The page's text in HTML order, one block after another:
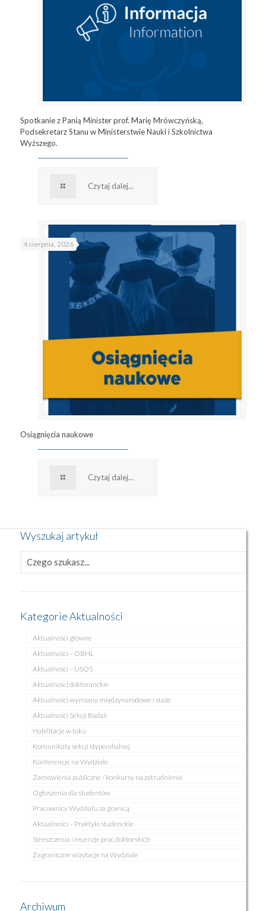
Spotkanie z Panią Minister prof. Marię Mrówczyńską,
Podsekretarz Stanu w Ministerstwie Nauki i Szkolnictwa
Wyższego.
Czytaj dalej...
4 sierpnia, 2026
Osiągnięcia naukowe
Czytaj dalej...
Wyszukaj artykuł
Kategorie Aktualności
Aktualności główne
Aktualności – OBHL
Aktualności – USOS
Aktualności doktoranckie
Aktualności wymiany międzynarodowe i staże
Aktualności Sekcji Badań
Habilitacje w toku
Komunikaty sekcji stypendialnej
Konferencje na Wydziale
Zamówienia publiczne / konkursy na zatrudnienie
Ogłoszenia dla studentów
Pracownicy Wydziału za granicą
Aktualności – Praktyki studenckie
Streszczenia i recenzje prac doktorskich
Zagraniczne wizytacje na Wydziale
Archiwum